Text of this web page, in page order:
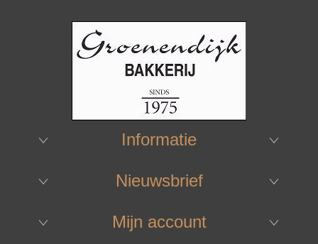
Informatie
Nieuwsbrief
Mijn account